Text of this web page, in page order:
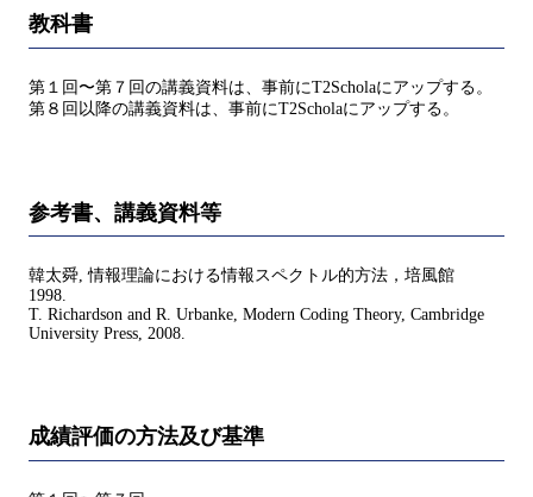
教科書
第１回〜第７回の講義資料は、事前にT2Scholaにアップする。
第８回以降の講義資料は、事前にT2Scholaにアップする。
参考書、講義資料等
韓太舜, 情報理論における情報スペクトル的方法，培風館
1998.
T. Richardson and R. Urbanke, Modern Coding Theory, Cambridge
University Press, 2008.
成績評価の方法及び基準